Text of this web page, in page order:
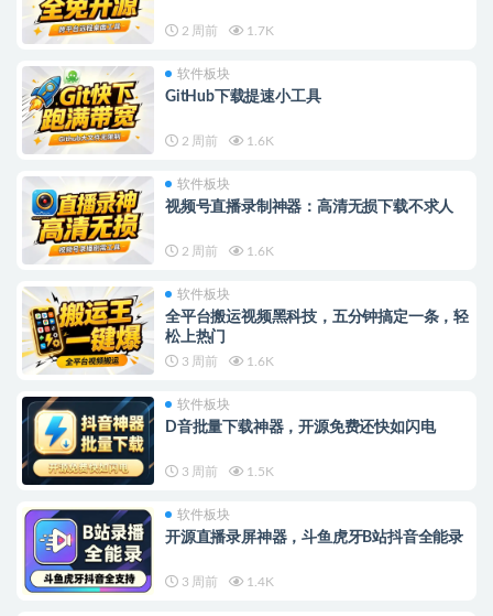
2 周前 1.7K
软件板块
GitHub下载提速小工具
2 周前 1.6K
软件板块
视频号直播录制神器：高清无损下载不求人
2 周前 1.6K
软件板块
全平台搬运视频黑科技，五分钟搞定一条，轻
松上热门
3 周前 1.6K
软件板块
D音批量下载神器，开源免费还快如闪电
3 周前 1.5K
软件板块
开源直播录屏神器，斗鱼虎牙B站抖音全能录
3 周前 1.4K